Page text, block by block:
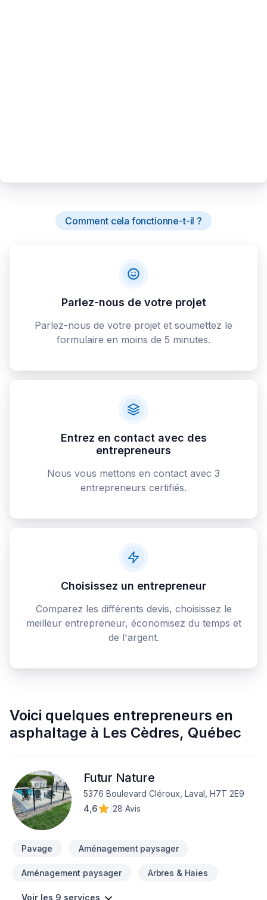
Comment cela fonctionne-t-il ?
Parlez-nous de votre projet
Parlez-nous de votre projet et soumettez le
formulaire en moins de 5 minutes.
Entrez en contact avec des
entrepreneurs
Nous vous mettons en contact avec 3
entrepreneurs certifiés.
Choisissez un entrepreneur
Comparez les différents devis, choisissez le
meilleur entrepreneur, économisez du temps et
de l'argent.
Voici quelques entrepreneurs en
asphaltage à Les Cèdres, Québec
Futur Nature
5376 Boulevard Cléroux, Laval, H7T 2E9
4,6
28 Avis
Pavage Aménagement paysager
Aménagement paysager Arbres & Haies
Voir les 9 services